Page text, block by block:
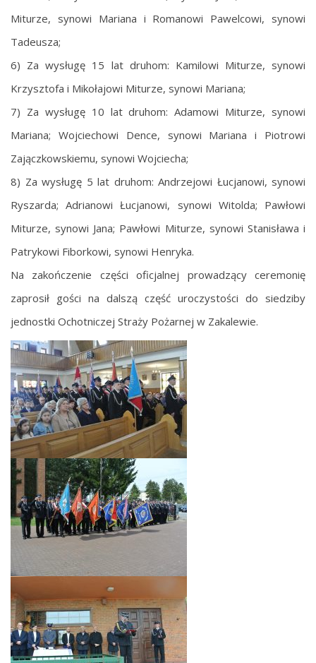
Miturze, synowi Mariana i Romanowi Pawelcowi, synowi
Tadeusza;
6) Za wysługę 15 lat druhom: Kamilowi Miturze, synowi
Krzysztofa i Mikołajowi Miturze, synowi Mariana;
7) Za wysługę 10 lat druhom: Adamowi Miturze, synowi
Mariana; Wojciechowi Dence, synowi Mariana i Piotrowi
Zajączkowskiemu, synowi Wojciecha;
8) Za wysługę 5 lat druhom: Andrzejowi Łucjanowi, synowi
Ryszarda; Adrianowi Łucjanowi, synowi Witolda; Pawłowi
Miturze, synowi Jana; Pawłowi Miturze, synowi Stanisława i
Patrykowi Fiborkowi, synowi Henryka.
Na zakończenie części oficjalnej prowadzący ceremonię
zaprosił gości na dalszą część uroczystości do siedziby
jednostki Ochotniczej Straży Pożarnej w Zakalewie.